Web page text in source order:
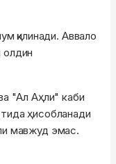
қилинади. Аввало
олдин
"Ал Аҳли" каби
ҳисобланади
мавжуд эмас.